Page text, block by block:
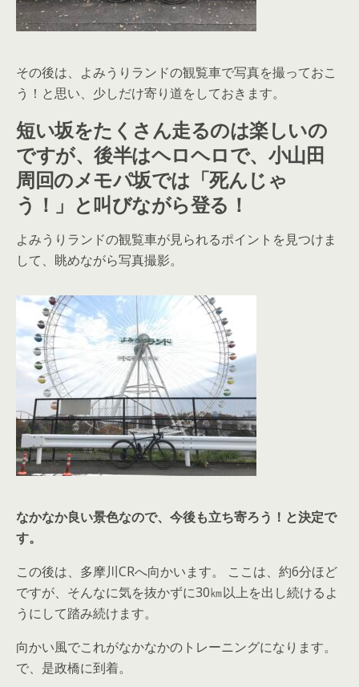
その後は、よみうりランドの観覧車で写真を撮っておこ
う！と思い、少しだけ寄り道をしておきます。
短い坂をたくさん走るのは楽しいの
ですが、後半はヘロヘロで、小山田
周回のメモパ坂では「死んじゃ
う！」と叫びながら登る！
よみうりランドの観覧車が見られるポイントを見つけま
して、眺めながら写真撮影。
なかなか良い景色なので、今後も立ち寄ろう！と決定で
す。
この後は、多摩川CRへ向かいます。 ここは、約6分ほど
ですが、そんなに気を抜かずに30㎞以上を出し続けるよ
うにして踏み続けます。
向かい風でこれがなかなかのトレーニングになります。
で、是政橋に到着。